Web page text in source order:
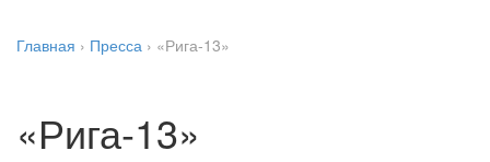
Главная › Пресса › «Рига-13»
«Рига-13»